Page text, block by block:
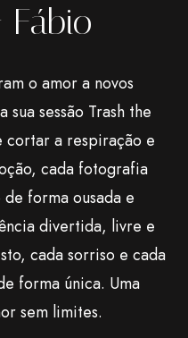
Fábio
o amor a novos
sua sessão Trash the
cortar a respiração e
cada fotografia
de forma ousada e
divertida, livre e
cada sorriso e cada
forma única. Uma
sem limites.